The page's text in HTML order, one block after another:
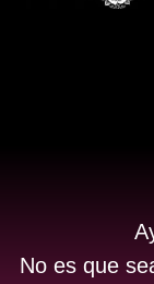
No es que